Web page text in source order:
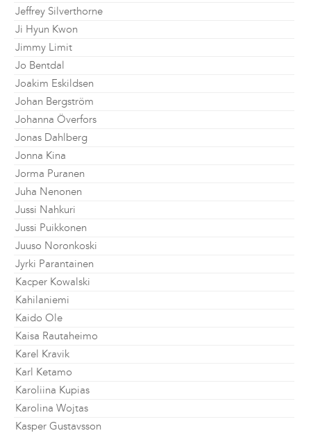
Jeffrey Silverthorne
Ji Hyun Kwon
Jimmy Limit
Jo Bentdal
Joakim Eskildsen
Johan Bergström
Johanna Överfors
Jonas Dahlberg
Jonna Kina
Jorma Puranen
Juha Nenonen
Jussi Nahkuri
Jussi Puikkonen
Juuso Noronkoski
Jyrki Parantainen
Kacper Kowalski
Kahilaniemi
Kaido Ole
Kaisa Rautaheimo
Karel Kravik
Karl Ketamo
Karoliina Kupias
Karolina Wojtas
Kasper Gustavsson